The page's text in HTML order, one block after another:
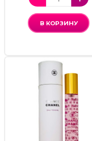
В КОРЗИНУ